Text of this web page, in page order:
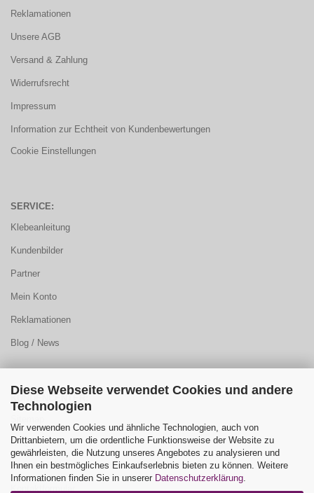
Diese Webseite verwendet Cookies und andere
Technologien
Wir verwenden Cookies und ähnliche Technologien, auch von
Drittanbietern, um die ordentliche Funktionsweise der Website zu
gewährleisten, die Nutzung unseres Angebotes zu analysieren und
Ihnen ein bestmögliches Einkaufserlebnis bieten zu können. Weitere
Informationen finden Sie in unserer Datenschutzerklärung.
Reklamationen
Unsere AGB
Versand & Zahlung
Widerrufsrecht
Impressum
Information zur Echtheit von Kundenbewertungen
Cookie Einstellungen
SERVICE:
Klebeanleitung
Kundenbilder
Partner
Mein Konto
Reklamationen
Blog / News
FAQ
Farbauswahl
Kontaktformular